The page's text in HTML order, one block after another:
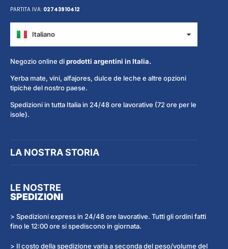
PARTITA IVA: 02743910412
Italiano
Español
Negozio online diprodotti argentini in Italia.
Yerba mate, vini, alfajores, dulce de leche e altre opzioni
tipiche del nostro paese.
Spedizioni in tutta Italia in 24/48 ore lavorative (72 ore per le
isole).
LA NOSTRA STORIA
LE NOSTRE
SPEDIZIONI
> Spedizioni express in 24/48 ore lavorative. Tutti gli ordini fatti
fino le 12:00 ore si spediscono in giornata.
> Il costo della spedizione varia a seconda del peso/volume del